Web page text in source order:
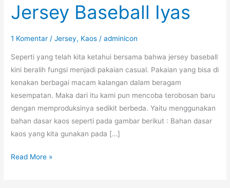
Jersey Baseball Iyas
1 Komentar /Jersey, Kaos /adminicon
Seperti yang telah kita ketahui bersama bahwa jersey baseball
kini beralih fungsi menjadi pakaian casual. Pakaian yang bisa di
kenakan berbagai macam kalangan dalam beragam
kesempatan. Maka dari itu kami pun mencoba terobosan baru
dengan memproduksinya sedikit berbeda. Yaitu menggunakan
bahan dasar kaos seperti pada gambar berikut : Bahan dasar
kaos yang kita gunakan pada […]
Jersey
Read More »